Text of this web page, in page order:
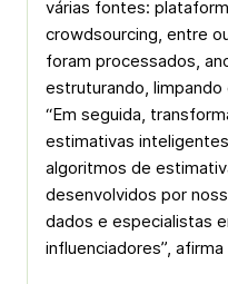
várias fontes:
crowdsourcing, entre
foram processados,
estruturando,
“Em seguida,
estimativas
algoritmos de
desenvolvidos por
dados e especialistas
influenciadores”,